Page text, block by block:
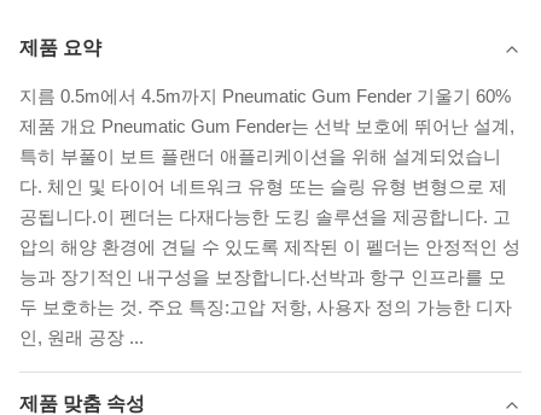
제품 요약
지름 0.5m에서 4.5m까지 Pneumatic Gum Fender 기울기 60%
제품 개요 Pneumatic Gum Fender는 선박 보호에 뛰어난 설계,
특히 부풀이 보트 플랜더 애플리케이션을 위해 설계되었습니
다. 체인 및 타이어 네트워크 유형 또는 슬링 유형 변형으로 제
공됩니다.이 펜더는 다재다능한 도킹 솔루션을 제공합니다. 고
압의 해양 환경에 견딜 수 있도록 제작된 이 펠더는 안정적인 성
능과 장기적인 내구성을 보장합니다.선박과 항구 인프라를 모
두 보호하는 것. 주요 특징:고압 저항, 사용자 정의 가능한 디자
인, 원래 공장 ...
제품 맞춤 속성